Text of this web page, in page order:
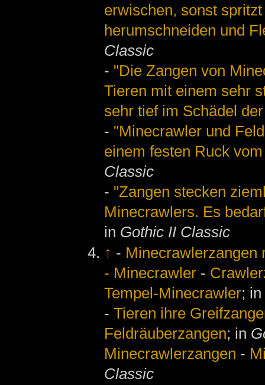
erwischen, sonst
herumschneiden und
Classic
- "Die Zangen von
Tieren mit einem sehr
sehr tief im Schädel
- "Minecrawler und
einem festen Ruck
Classic
- "Zangen stecken
Minecrawlers. Es
in Gothic II Classic
↑ - Minecrawlerzangen
- Minecrawler -
Tempel-Minecrawler;
-Tieren ihre
Feldräuberzangen; in
Minecrawlerzangen -
Classic